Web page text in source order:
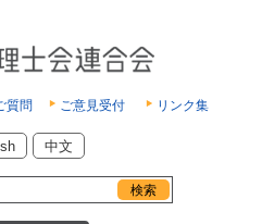
質問 ご意見受付 リンク集
中文